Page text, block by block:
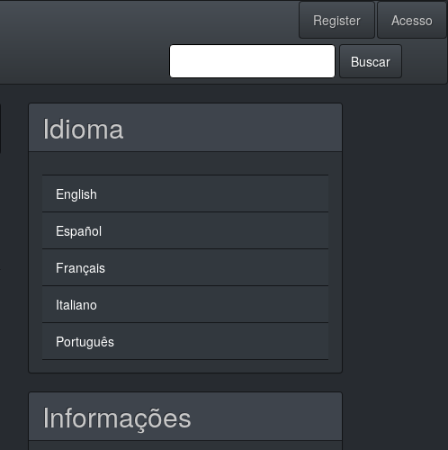
Register Acesso
Buscar
Idioma
English
Español
Français
Italiano
Português
Informações